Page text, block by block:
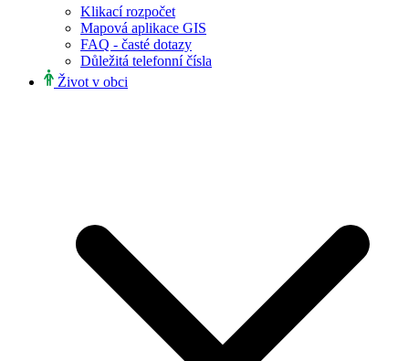
Klikací rozpočet
Mapová aplikace GIS
FAQ - časté dotazy
Důležitá telefonní čísla
Život v obci